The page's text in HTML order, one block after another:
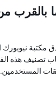
بالقرب
نيويورك
تصنيف هذه
المستخدمين.